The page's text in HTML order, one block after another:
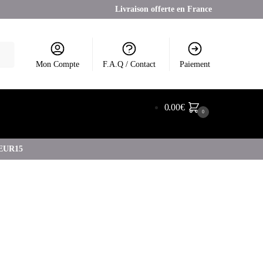
Livraison offerte en France
Mon Compte F.A.Q / Contact Paiement
0.00€ 0